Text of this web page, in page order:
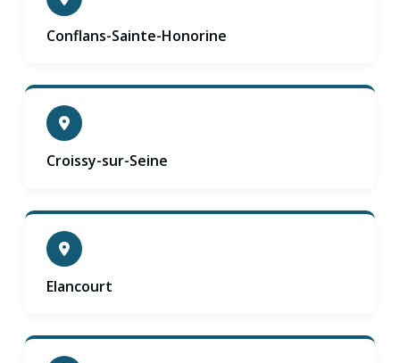
Conflans-Sainte-Honorine
Croissy-sur-Seine
Elancourt